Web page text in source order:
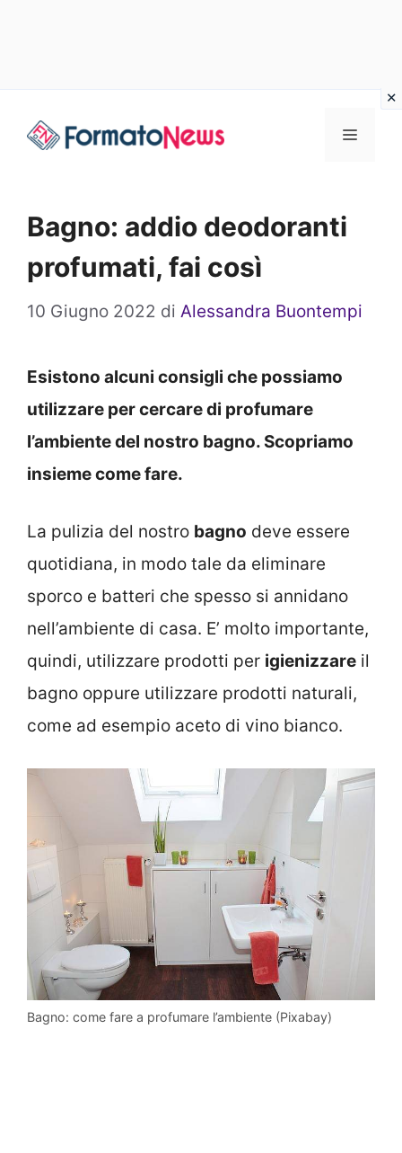
Menu
Bagno: addio deodoranti
profumati, fai così
10 Giugno 2022 di Alessandra Buontempi
Esistono alcuni consigli che possiamo
utilizzare per cercare di profumare
l’ambiente del nostro bagno. Scopriamo
insieme come fare.
La pulizia del nostro bagno deve essere
quotidiana, in modo tale da eliminare
sporco e batteri che spesso si annidano
nell’ambiente di casa. E’ molto importante,
quindi, utilizzare prodotti per igienizzare il
bagno oppure utilizzare prodotti naturali,
come ad esempio aceto di vino bianco.
Bagno: come fare a profumare l’ambiente (Pixabay)